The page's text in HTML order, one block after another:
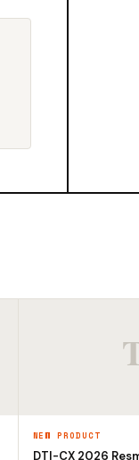
NEW PRODUCT
DTI-CX 2026